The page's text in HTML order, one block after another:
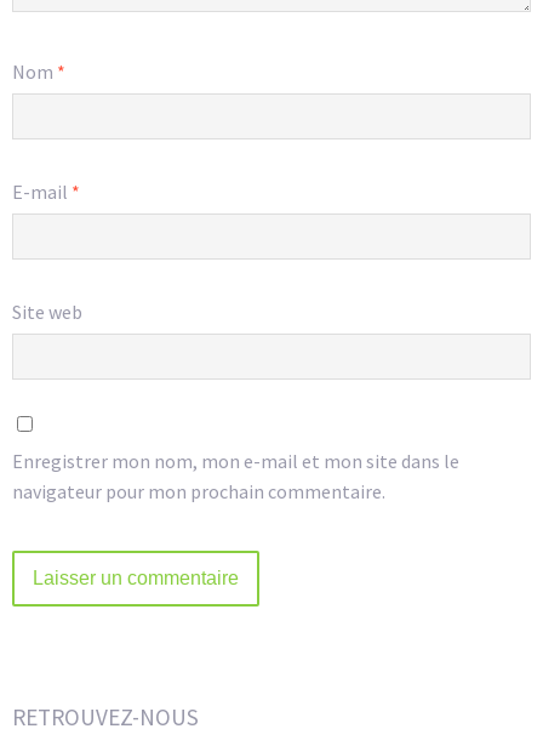
Nom *
E-mail *
Site web
Enregistrer mon nom, mon e-mail et mon site dans le
navigateur pour mon prochain commentaire.
RETROUVEZ-NOUS